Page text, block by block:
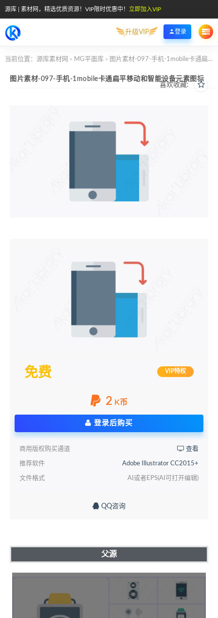
源库 | 素材网，精选优质资源！VIP限时优惠中！ 立即加入VIP
升级VIP 登录
当前位置： 源库素材网 > MG平面库 > 图片素材-097-手机-1mobile卡通扁平移动和智能设备元素图标
喜欢收藏:
图片素材-097-手机-1mobile卡通扁平移动和智能设备元素图标
免费 VIP特权
2 K币
登录后购买
商用版权购买通道 查看
推荐软件 Adobe Illustrator CC2015+
文件格式 AI或者EPS(AI可打开编辑)
QQ咨询
父源